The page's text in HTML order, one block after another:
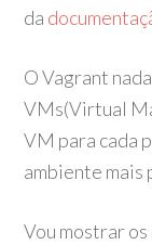
da
O Vagrant
VMs(Virtual
VM para cada
ambiente mais
Vou mostrar